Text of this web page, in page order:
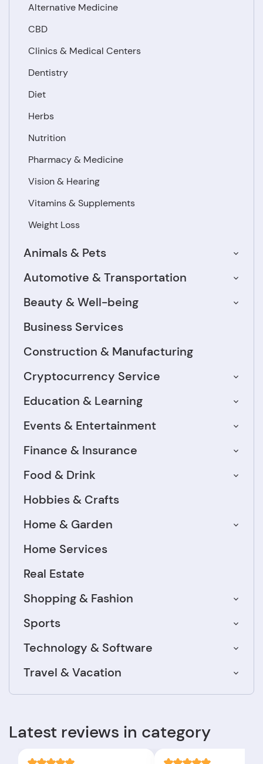
Animals & Pets
Automotive & Transportation
Beauty & Well-being
Business Services
Construction & Manufacturing
Cryptocurrency Service
Education & Learning
Events & Entertainment
Finance & Insurance
Food & Drink
Alternative Medicine
CBD
Clinics & Medical Centers
Dentistry
Diet
Herbs
Nutrition
Pharmacy & Medicine
Vision & Hearing
Vitamins & Supplements
Weight Loss
Hobbies & Crafts
Home & Garden
Home Services
Real Estate
Shopping & Fashion
Sports
Technology & Software
Travel & Vacation
Latest reviews in category